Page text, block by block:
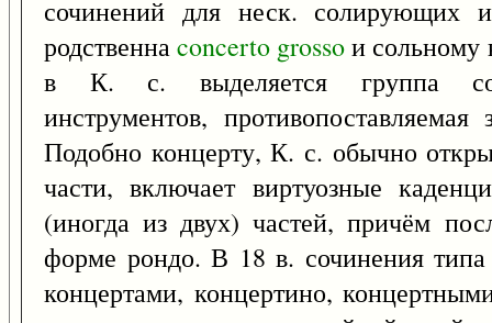
сочинений для неск. солирующих
родственнаconcerto grossoи сольному
в К. с. выделяется группа
инструментов,
Подобно концерту, К. с. обычно
части, включает виртуозные
(иногда из двух) частей, причём
форме рондо. В 18 в. сочинения
концертами, концертино,